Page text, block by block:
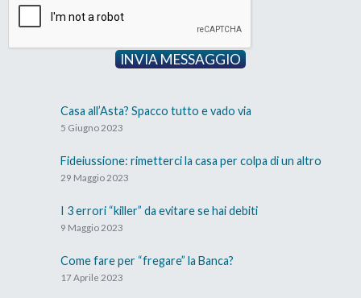
A differenza dell’ipoteca, l’elemento fondamentale
del pignoramento è quello di PRIVARTI del POTERE
DI DISPORRE liberamente dei tuoi beni.
All’atto pratico questo vuol dire che NON puoi
danneggiare, distruggere o vendere la cosa
conoscere la differenza tra ipoteca e pignoramento:
Innanzi tutto, sapere se sulla tua casa c’è solo
un’ipoteca o anche un pignoramento può esserti
INVIA MESSAGGIO
Casa all’Asta? Spacco tutto e vado via
5 Giugno 2023
Fideiussione: rimetterci la casa per colpa di un altro
29 Maggio 2023
I 3 errori “killer” da evitare se hai debiti
9 Maggio 2023
Come fare per “fregare” la Banca?
17 Aprile 2023